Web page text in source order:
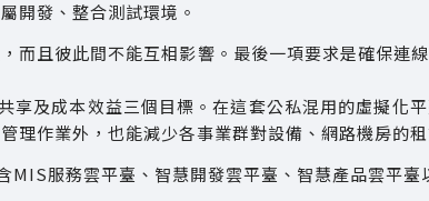
開發、整合測試環境。
而且彼此間不能互相影響。最後一項要求是確保連
及成本效益三個目標。在這套公私混用的虛擬化
理作業外，也能減少各事業群對設備、網路機房的租
服務雲平臺、智慧開發雲平臺、智慧產品雲平臺